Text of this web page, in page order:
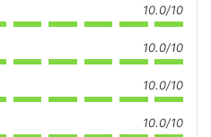
10.0/10
10.0/10
10.0/10
10.0/10